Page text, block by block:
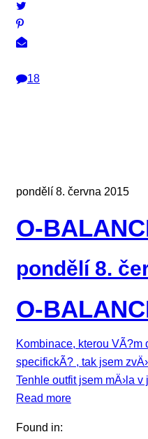
18
pondělí 8. června 2015
O-
pondělí 8.
O-
Kombinace, kterou
specifickÃ? , tak jsem
Tenhle outfit jsem mÄ›la
Read more
Found in: